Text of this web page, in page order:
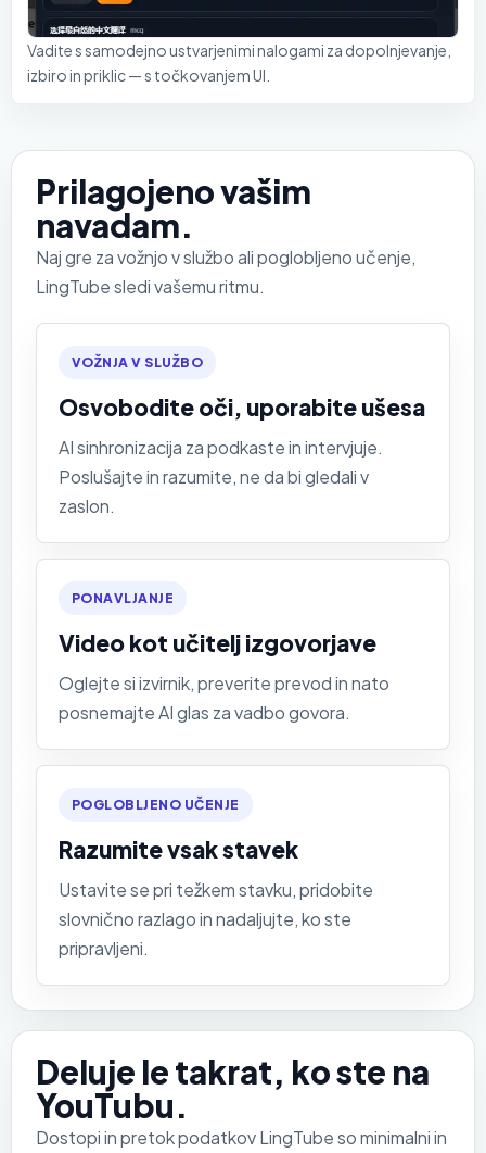
Vadite s samodejno ustvarjenimi nalogami za dopolnjevanje,
izbiro in priklic — s točkovanjem UI.
Prilagojeno vašim
navadam.
Naj gre za vožnjo v službo ali poglobljeno učenje,
LingTube sledi vašemu ritmu.
VOŽNJA V SLUŽBO
Osvobodite oči, uporabite ušesa
AI sinhronizacija za podkaste in intervjuje.
Poslušajte in razumite, ne da bi gledali v
zaslon.
PONAVLJANJE
Video kot učitelj izgovorjave
Oglejte si izvirnik, preverite prevod in nato
posnemajte AI glas za vadbo govora.
POGLOBLJENO UČENJE
Razumite vsak stavek
Ustavite se pri težkem stavku, pridobite
slovnično razlago in nadaljujte, ko ste
pripravljeni.
Deluje le takrat, ko ste na
YouTubu.
Dostopi in pretok podatkov LingTube so minimalni in